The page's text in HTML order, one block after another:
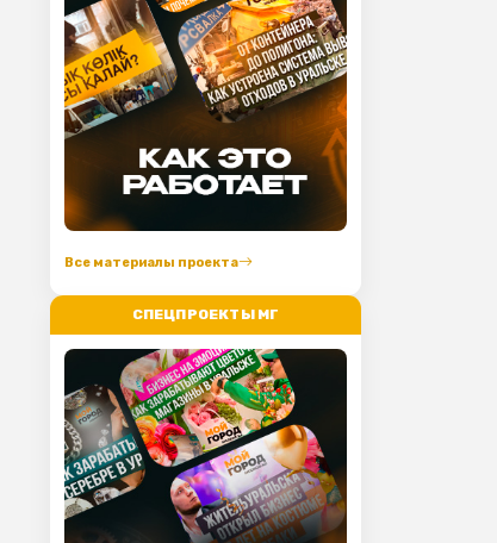
Все материалы проекта
СПЕЦПРОЕКТЫ МГ